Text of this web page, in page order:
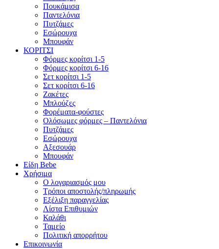
Πουκάμισα
Παντελόνια
Πυτζάμες
Εσώρουχα
Μπουφάν
ΚΟΡΙΤΣΙ
Φόρμες κορίτσι 1-5
Φόρμες κορίτσι 6-16
Σετ κορίτσι 1-5
Σετ κορίτσι 6-16
Ζακέτες
Μπλούζες
Φορέματα-φούστες
Ολόσωμες φόρμες – Παντελόνια
Πυτζάμες
Εσώρουχα
Αξεσουάρ
Μπουφάν
Είδη Bebe
Χρήσιμα
Ο λογαριασμός μου
Τρόποι αποστολής/πληρωμής
Εξέλιξη παραγγελίας
Λίστα Επιθυμιών
Καλάθι
Ταμείο
Πολιτική απορρήτου
Επικοινωνία